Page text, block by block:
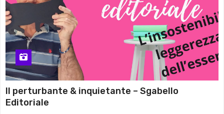
Il perturbante & inquietante – Sgabello
Editoriale